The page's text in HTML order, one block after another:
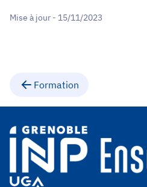
Mise à jour - 15/11/2023
Formation